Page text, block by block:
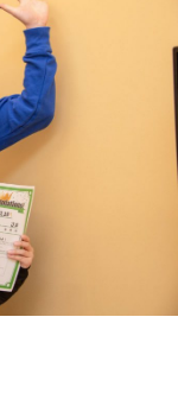
英会話（中学生）